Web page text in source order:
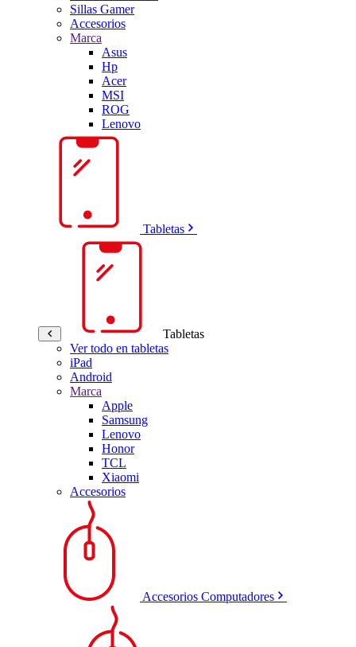
Sillas Gamer
Accesorios
Marca
Asus
Hp
Acer
MSI
ROG
Lenovo
Tabletas
Tabletas
Ver todo en tabletas
iPad
Android
Marca
Apple
Samsung
Lenovo
Honor
TCL
Xiaomi
Accesorios
Accesorios Computadores